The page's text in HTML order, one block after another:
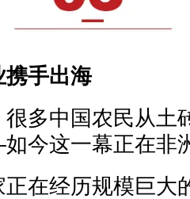
携手出海
中国农民从土
今这一幕正在非
经历规模巨大